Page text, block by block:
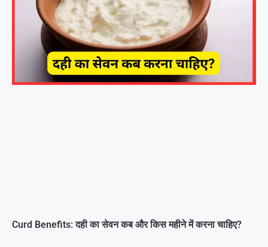
Curd Benefits: दही का सेवन कब और किस महीने में करना चाहिए?